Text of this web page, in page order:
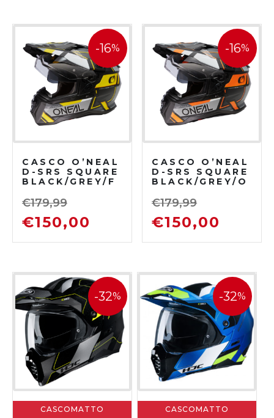
-16%
CASCO O’NEAL
D-SRS SQUARE
BLACK/GREY/F
€179,99
€150,00
-16%
CASCO O’NEAL
D-SRS SQUARE
BLACK/GREY/O
€179,99
€150,00
CASCOMATTO
-32%
CASCOMATTO
-32%